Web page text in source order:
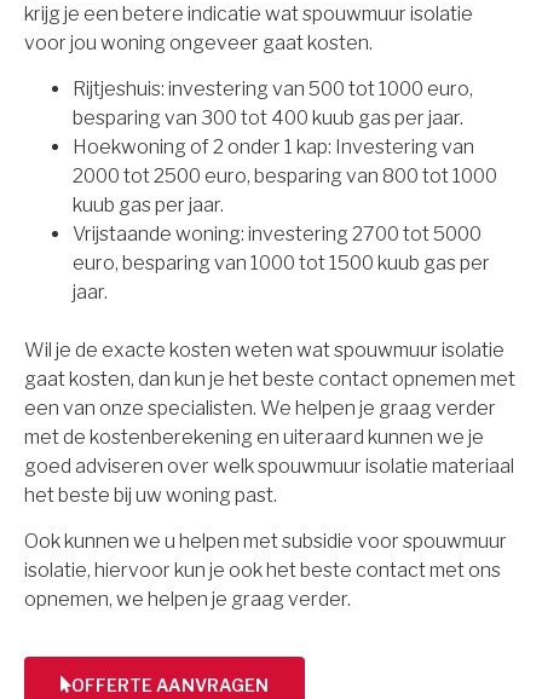
krijg je een betere indicatie wat spouwmuur isolatie
voor jou woning ongeveer gaat kosten.
Rijtjeshuis: investering van 500 tot 1000 euro,
besparing van 300 tot 400 kuub gas per jaar.
Hoekwoning of 2 onder 1 kap: Investering van
2000 tot 2500 euro, besparing van 800 tot 1000
kuub gas per jaar.
Vrijstaande woning: investering 2700 tot 5000
euro, besparing van 1000 tot 1500 kuub gas per
jaar.
Wil je de exacte kosten weten wat spouwmuur isolatie
gaat kosten, dan kun je het beste contact opnemen met
een van onze specialisten. We helpen je graag verder
met de kostenberekening en uiteraard kunnen we je
goed adviseren over welk spouwmuur isolatie materiaal
het beste bij uw woning past.
Ook kunnen we u helpen met subsidie voor spouwmuur
isolatie, hiervoor kun je ook het beste contact met ons
opnemen, we helpen je graag verder.
OFFERTE AANVRAGEN